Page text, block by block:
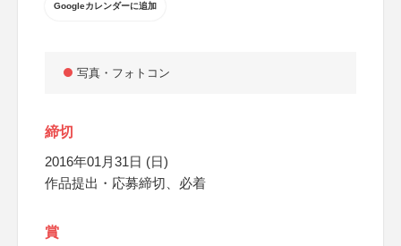
Googleカレンダーに追加
写真・フォトコン
締切
2016年01月31日 (日)
作品提出・応募締切、必着
賞